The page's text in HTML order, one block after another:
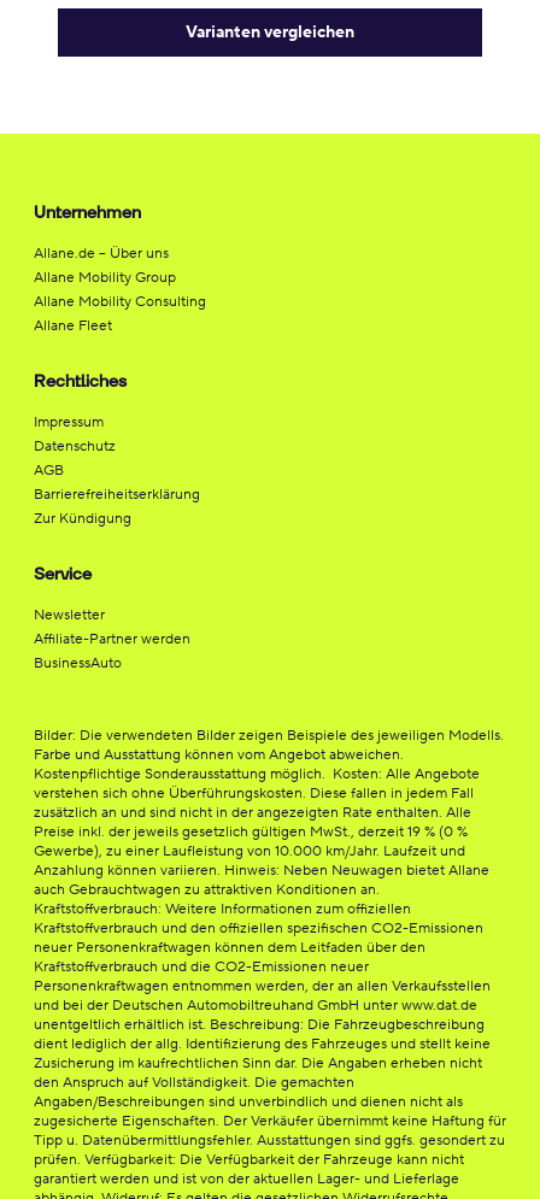
Varianten vergleichen
Unternehmen
Allane.de – Über uns
Allane Mobility Group
Allane Mobility Consulting
Allane Fleet
Rechtliches
Impressum
Datenschutz
AGB
Barrierefreiheitserklärung
Zur Kündigung
Service
Newsletter
Affiliate-Partner werden
BusinessAuto
Bilder: Die verwendeten Bilder zeigen Beispiele des jeweiligen Modells.
Farbe und Ausstattung können vom Angebot abweichen.
Kostenpflichtige Sonderausstattung möglich. Kosten: Alle Angebote
verstehen sich ohne Überführungskosten. Diese fallen in jedem Fall
zusätzlich an und sind nicht in der angezeigten Rate enthalten. Alle
Preise inkl. der jeweils gesetzlich gültigen MwSt., derzeit 19 % (0 %
Gewerbe), zu einer Laufleistung von 10.000 km/Jahr. Laufzeit und
Anzahlung können variieren. Hinweis: Neben Neuwagen bietet Allane
auch Gebrauchtwagen zu attraktiven Konditionen an.
Kraftstoffverbrauch: Weitere Informationen zum offiziellen
Kraftstoffverbrauch und den offiziellen spezifischen CO2-Emissionen
neuer Personenkraftwagen können dem Leitfaden über den
Kraftstoffverbrauch und die CO2-Emissionen neuer
Personenkraftwagen entnommen werden, der an allen Verkaufsstellen
und bei der Deutschen Automobiltreuhand GmbH unter www.dat.de
unentgeltlich erhältlich ist. Beschreibung: Die Fahrzeugbeschreibung
dient lediglich der allg. Identifizierung des Fahrzeuges und stellt keine
Zusicherung im kaufrechtlichen Sinn dar. Die Angaben erheben nicht
den Anspruch auf Vollständigkeit. Die gemachten
Angaben/Beschreibungen sind unverbindlich und dienen nicht als
zugesicherte Eigenschaften. Der Verkäufer übernimmt keine Haftung für
Tipp u. Datenübermittlungsfehler. Ausstattungen sind ggfs. gesondert zu
prüfen. Verfügbarkeit: Die Verfügbarkeit der Fahrzeuge kann nicht
garantiert werden und ist von der aktuellen Lager- und Lieferlage